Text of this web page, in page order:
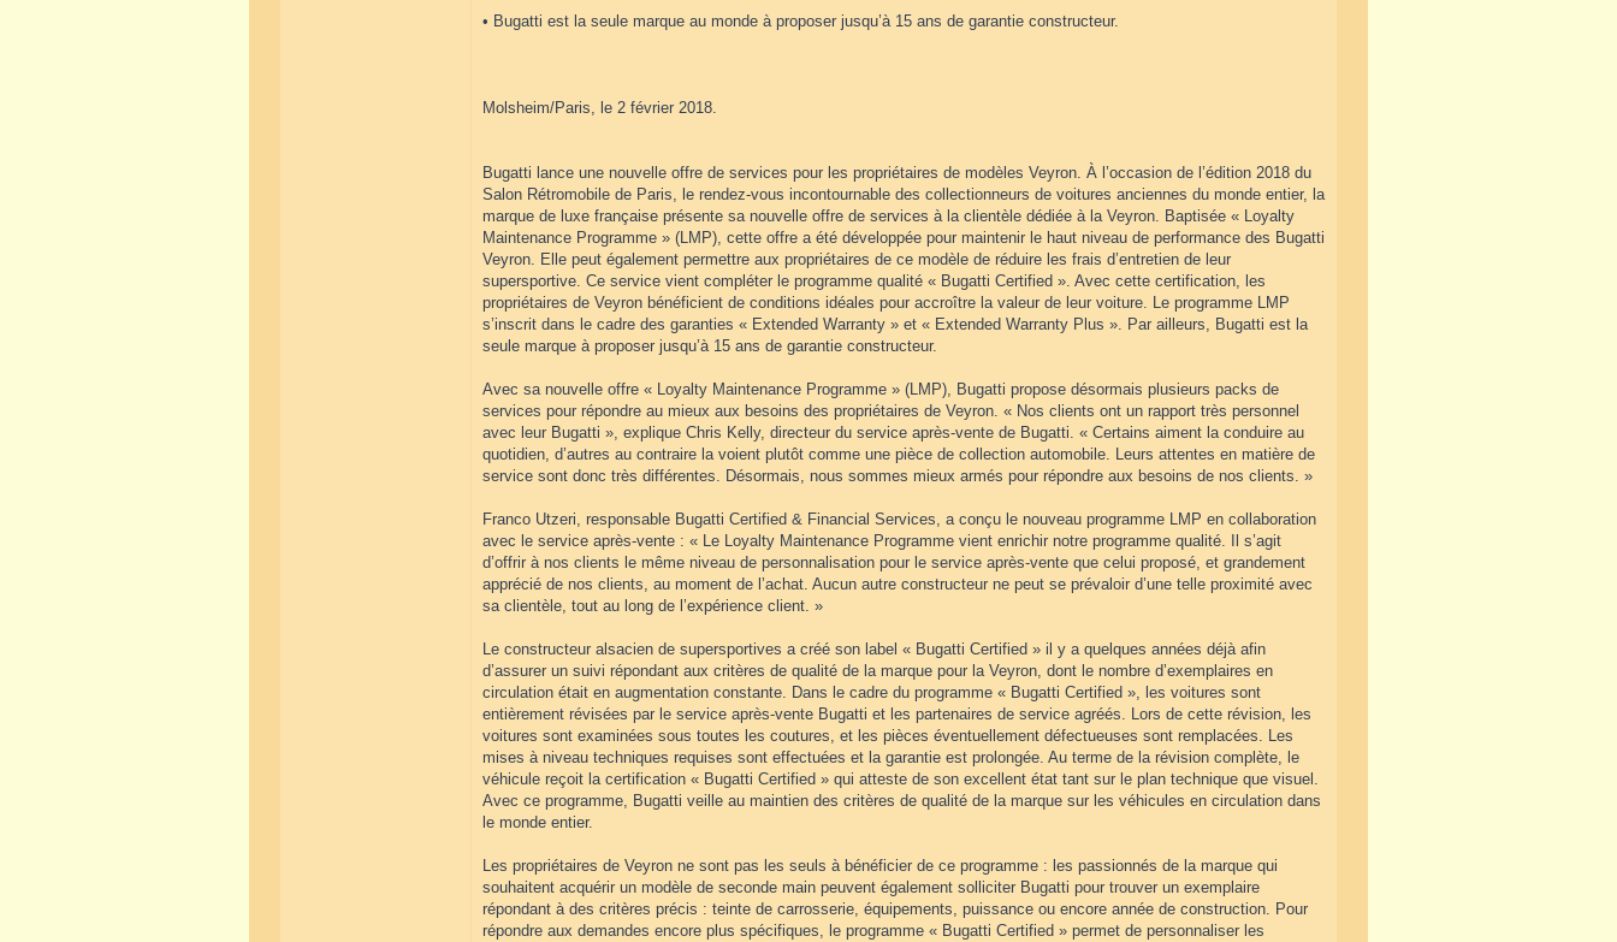
• Bugatti est la seule marque au monde à proposer jusqu’à 15 ans de garantie constructeur.
Molsheim/Paris, le 2 février 2018.
Bugatti lance une nouvelle offre de services pour les propriétaires de modèles Veyron. À l’occasion de l’édition 2018 du
Salon Rétromobile de Paris, le rendez-vous incontournable des collectionneurs de voitures anciennes du monde entier, la
marque de luxe française présente sa nouvelle offre de services à la clientèle dédiée à la Veyron. Baptisée « Loyalty
Maintenance Programme » (LMP), cette offre a été développée pour maintenir le haut niveau de performance des Bugatti
Veyron. Elle peut également permettre aux propriétaires de ce modèle de réduire les frais d’entretien de leur
supersportive. Ce service vient compléter le programme qualité « Bugatti Certified ». Avec cette certification, les
propriétaires de Veyron bénéficient de conditions idéales pour accroître la valeur de leur voiture. Le programme LMP
s’inscrit dans le cadre des garanties « Extended Warranty » et « Extended Warranty Plus ». Par ailleurs, Bugatti est la
seule marque à proposer jusqu’à 15 ans de garantie constructeur.
Avec sa nouvelle offre « Loyalty Maintenance Programme » (LMP), Bugatti propose désormais plusieurs packs de
services pour répondre au mieux aux besoins des propriétaires de Veyron. « Nos clients ont un rapport très personnel
avec leur Bugatti », explique Chris Kelly, directeur du service après-vente de Bugatti. « Certains aiment la conduire au
quotidien, d’autres au contraire la voient plutôt comme une pièce de collection automobile. Leurs attentes en matière de
service sont donc très différentes. Désormais, nous sommes mieux armés pour répondre aux besoins de nos clients. »
Franco Utzeri, responsable Bugatti Certified & Financial Services, a conçu le nouveau programme LMP en collaboration
avec le service après-vente : « Le Loyalty Maintenance Programme vient enrichir notre programme qualité. Il s’agit
d’offrir à nos clients le même niveau de personnalisation pour le service après-vente que celui proposé, et grandement
apprécié de nos clients, au moment de l’achat. Aucun autre constructeur ne peut se prévaloir d’une telle proximité avec
sa clientèle, tout au long de l’expérience client. »
Le constructeur alsacien de supersportives a créé son label « Bugatti Certified » il y a quelques années déjà afin
d’assurer un suivi répondant aux critères de qualité de la marque pour la Veyron, dont le nombre d’exemplaires en
circulation était en augmentation constante. Dans le cadre du programme « Bugatti Certified », les voitures sont
entièrement révisées par le service après-vente Bugatti et les partenaires de service agréés. Lors de cette révision, les
voitures sont examinées sous toutes les coutures, et les pièces éventuellement défectueuses sont remplacées. Les
mises à niveau techniques requises sont effectuées et la garantie est prolongée. Au terme de la révision complète, le
véhicule reçoit la certification « Bugatti Certified » qui atteste de son excellent état tant sur le plan technique que visuel.
Avec ce programme, Bugatti veille au maintien des critères de qualité de la marque sur les véhicules en circulation dans
le monde entier.
Les propriétaires de Veyron ne sont pas les seuls à bénéficier de ce programme : les passionnés de la marque qui
souhaitent acquérir un modèle de seconde main peuvent également solliciter Bugatti pour trouver un exemplaire
répondant à des critères précis : teinte de carrosserie, équipements, puissance ou encore année de construction. Pour
répondre aux demandes encore plus spécifiques, le programme « Bugatti Certified » permet de personnaliser les